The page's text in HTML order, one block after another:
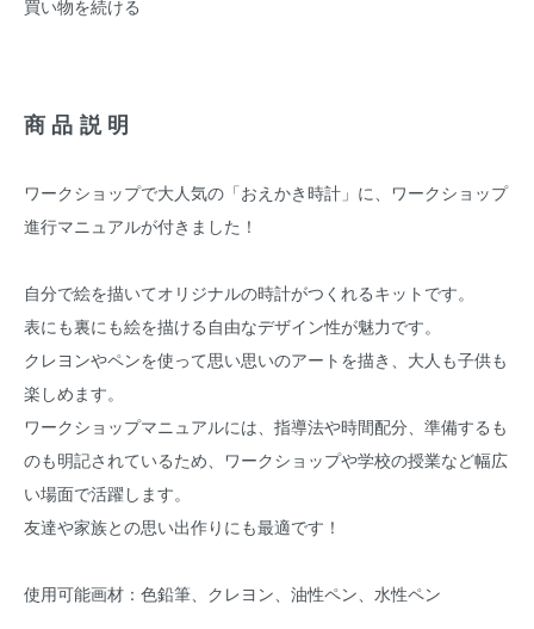
買い物を続ける
商品説明
ワークショップで大人気の「おえかき時計」に、ワークショップ
進行マニュアルが付きました！
自分で絵を描いてオリジナルの時計がつくれるキットです。
表にも裏にも絵を描ける自由なデザイン性が魅力です。
クレヨンやペンを使って思い思いのアートを描き、大人も子供も
楽しめます。
ワークショップマニュアルには、指導法や時間配分、準備するも
のも明記されているため、ワークショップや学校の授業など幅広
い場面で活躍します。
友達や家族との思い出作りにも最適です！
使用可能画材：色鉛筆、クレヨン、油性ペン、水性ペン